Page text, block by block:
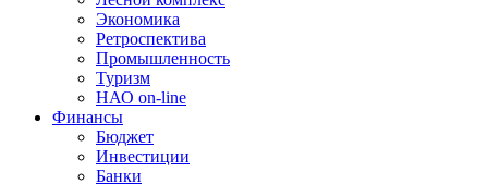
Экономика
Ретроспектива
Промышленность
Туризм
НАО on-line
Финансы
Бюджет
Инвестиции
Банки